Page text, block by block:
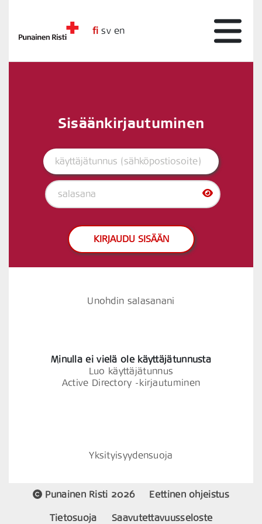
fi sv en
Sisäänkirjautuminen
KIRJAUDU SISÄÄN
Unohdin salasanani
Minulla ei vielä ole käyttäjätunnusta
Luo käyttäjätunnus
Active Directory -kirjautuminen
Yksityisyydensuoja
Punainen Risti 2026 Eettinen ohjeistus
Tietosuoja Saavutettavuusseloste